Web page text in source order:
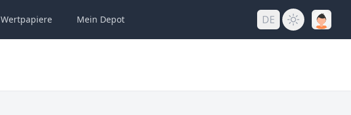
Wertpapiere Mein Depot DE